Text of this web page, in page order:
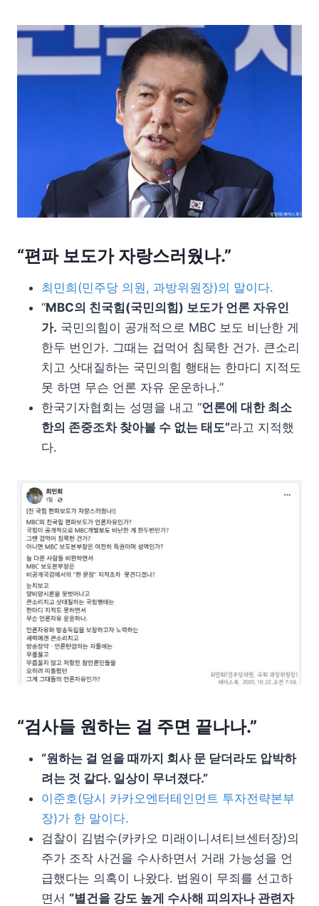
“편파 보도가 자랑스러웠나.”
최민희(민주당 의원, 과방위원장)의 말이다.
“MBC의 친국힘(국민의힘) 보도가 언론 자유인
가. 국민의힘이 공개적으로 MBC 보도 비난한 게
한두 번인가. 그때는 겁먹어 침묵한 건가. 큰소리
치고 삿대질하는 국민의힘 행태는 한마디 지적도
못 하면 무슨 언론 자유 운운하나.”
한국기자협회는 성명을 내고 “언론에 대한 최소
한의 존중조차 찾아볼 수 없는 태도”라고 지적했
다.
“검사들 원하는 걸 주면 끝나나.”
“원하는 걸 얻을 때까지 회사 문 닫더라도 압박하
려는 것 같다. 일상이 무너졌다.”
이준호(당시 카카오엔터테인먼트 투자전략본부
장)가 한 말이다.
검찰이 김범수(카카오 미래이니셔티브센터장)의
주가 조작 사건을 수사하면서 거래 가능성을 언
급했다는 의혹이 나왔다. 법원이 무죄를 선고하
면서 “별건을 강도 높게 수사해 피의자나 관련자